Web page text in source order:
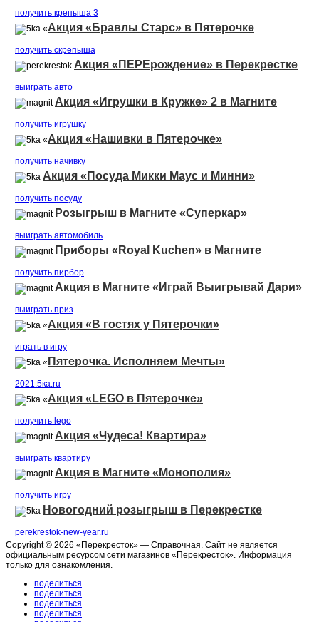
получить крепыша 3
«Акция «Бравлы Старс» в Пятерочке
получить скрепыша
Акция «ПЕРЕрождение» в Перекрестке
выиграть авто
Акция «Игрушки в Кружке» 2 в Магните
получить игрушку
«Акция «Нашивки в Пятерочке»
получить начивку
Акция «Посуда Микки Маус и Минни»
получить посуду
Розыгрыш в Магните «Суперкар»
выиграть автомобиль
Приборы «Royal Kuchen» в Магните
получить пирбор
Акция в Магните «Играй Выигрывай Дари»
выиграть приз
«Акция «В гостях у Пятерочки»
играть в игру
« Пятерочка. Исполняем Мечты»
2021.5ка.ru
«Акция «LEGO в Пятерочке»
получить lego
Акция «Чудеса! Квартира»
выиграть квартиру
Акция в Магните «Монополия»
получить игру
Новогодний розыгрыш в Перекрестке
perekrestok-new-year.ru
Copyright © 2026 «Перекресток» — Справочная. Сайт не является
официальным ресурсом сети магазинов «Перекресток». Информация
только для ознакомления.
поделиться
поделиться
поделиться
поделиться